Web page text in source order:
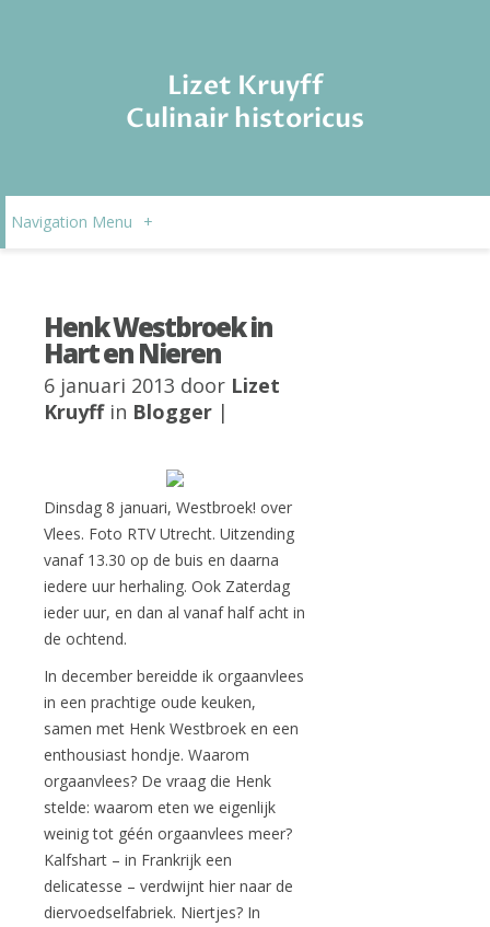
Lizet Kruyff
Culinair historicus
Navigation Menu +
Henk Westbroek in
Hart en Nieren
6 januari 2013 door Lizet
Kruyffin Blogger |
Dinsdag 8 januari, Westbroek! over
Vlees. Foto RTV Utrecht. Uitzending
vanaf 13.30 op de buis en daarna
iedere uur herhaling. Ook Zaterdag
ieder uur, en dan al vanaf half acht in
de ochtend.
In december bereidde ik orgaanvlees
in een prachtige oude keuken,
samen met Henk Westbroek en een
enthousiast hondje. Waarom
orgaanvlees? De vraag die Henk
stelde: waarom eten we eigenlijk
weinig tot géén orgaanvlees meer?
Kalfshart – in Frankrijk een
delicatesse – verdwijnt hier naar de
diervoedselfabriek. Niertjes? In